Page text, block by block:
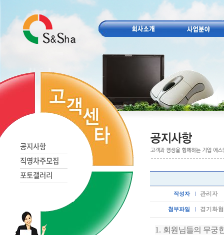
공지사항
직영차주모집
포토갤러리
작성자 관리자
첨부파일 경기화
1. 회원님들의 무궁